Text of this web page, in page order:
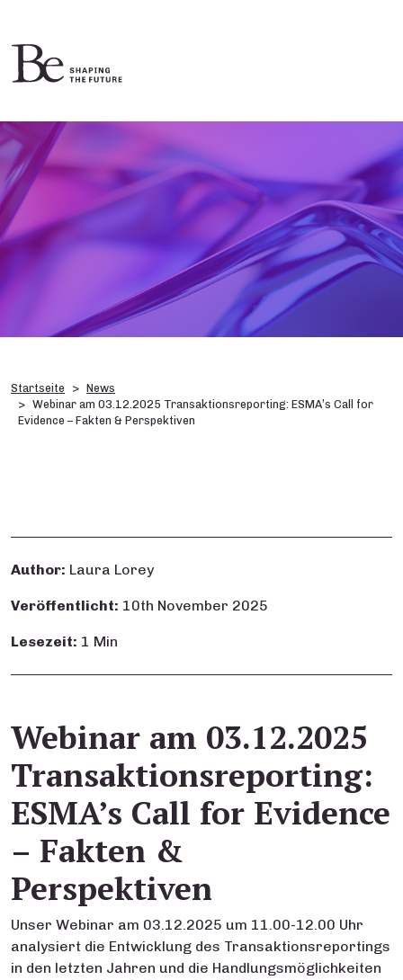
Startseite
News
Webinar am 03.12.2025 Transaktionsreporting: ESMA’s Call for
Evidence – Fakten & Perspektiven
Author: Laura Lorey
Veröffentlicht: 10th November 2025
Lesezeit: 1 Min
Webinar am 03.12.2025
Transaktionsreporting:
ESMA’s Call for Evidence
– Fakten &
Perspektiven
Unser Webinar am 03.12.2025 um 11.00-12.00 Uhr
analysiert die Entwicklung des Transaktionsreportings
in den letzten Jahren und die Handlungsmöglichkeiten